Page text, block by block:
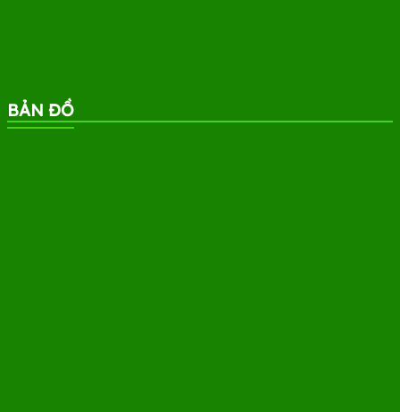
BẢN ĐỒ